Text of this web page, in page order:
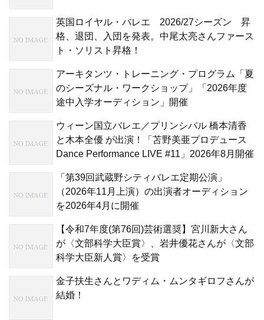
英国ロイヤル・バレエ 2026/27シーズン 昇
格、退団、入団を発表。中尾太亮さんファース
ト・ソリスト昇格！
アーキタンツ・トレーニング・プログラム「夏
のシーズナル・ワークショップ」「2026年度
途中入学オーディション」開催
ウィーン国立バレエ／プリンシパル 橋本清香
と木本全優 が出演！「苫野美亜プロデュース
Dance Performance LIVE #11」2026年8月開催
「第39回武蔵野シティバレエ定期公演」
（2026年11月上演）の出演者オーディション
を2026年4月に開催
【令和7年度(第76回)芸術選奨】宮川新大さん
が〈文部科学大臣賞〉、岩井優花さんが〈文部
科学大臣新人賞〉を受賞
金子扶生さんとワディム・ムンタギロフさんが
結婚！